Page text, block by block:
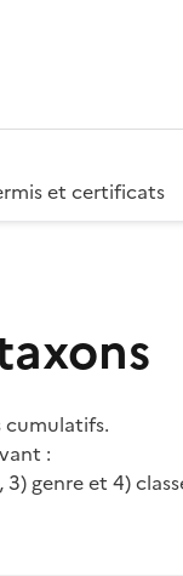
et certificats
cumulatifs.
:
genre et 4)